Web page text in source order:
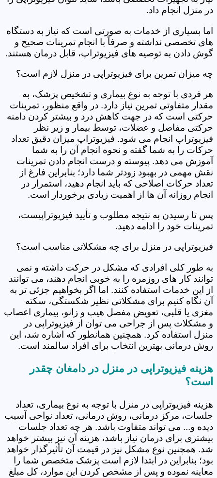
در منزل انجام داد.
اما بسیاری از خدمات به صورتی است که نیاز به دستگاه
های تخصصی نداشته و صرفاً با انجام تمرینات صحیح و
گوش دادن به توصیه های فیزیوتراپ، قابل درمان هستند.
چه میزان تمرین برای فیزیوتراپی در منزل لازم است؟
هر فردی با توجه به نوع بیماری و تشخیص پزشک، به
مقدار متفاوتی تمرین نیاز دارد. در واقع منظور، تمرینات
حرکتی است که در جهت کاهش درد و بیشتر کردن دامنه
حرکتی مفاصل و عضلات، توسط بیمار و زیر نظر
فیزیوتراپ انجام می شود. فیزیوتراپ میزان دقیق تعداد
حرکات را به شما گفته و نحوه انجام آن را به شما
آموزش می دهد. پیوسته و درست انجام دادن تمرینات
نقش مهمی در بهبود زودتر شما دارد؛ بنابراین فارغ از
تعداد حرکات اصلاحی که باید انجام دهید، استمرار در
انجام روزانه آن ها از اهمیت زیادی برخوردار است.
پس تا رسیدن به نتیجه مطلوب و تأیید فیزیوتراپیست،
تمرینات خود را ادامه دهید.
فیزیوتراپی در منزل برای چه مشکلاتی مناسب است؟
به طور کلی افرادی که مشکل در حرکت داشته و نمی
توانند کار های روزمره را به خوبی انجام دهند، می توانند
از این خدمات استفاده کنند. اما اگر بخواهیم جزئی تر به
آن نگاه کنیم برای مشکلاتی نظیر شکستگی، سکته
مغزی یا قلبی، تعویض مفصل هیپ و زانو، بیماری اعصاب
و مشکلات پس از جراحی می توان از فیزیوتراپی در
منزل استفاده کرد. همچنین همانطور که اشاره شد، این
روش درمانی بهترین انتخاب برای افراد سالمند است.
هزینه فیزیوتراپی در منزل در دامغان چقدر
است؟
هزینه فیزیوتراپی در منزل با توجه به نوع بیماری، تعداد
جلسات، مرکز درمانی، روش درمانی، تعداد نواحی آسیب
دیده و... می تواند متفاوت باشد. هر چه تعداد جلسات
بیشتری برای درمان نیاز باشد، هزینه آن نیز بیشتر خواهد
شد. همچنین نوع مشکل نیز در قیمت آن تأثیرگذار خواهد
بود؛ بنابراین در ابتدا لازم است پزشک متخصص شما را
معاینه نموده و پس از مشخص کردن این موارد، کل مبلغ